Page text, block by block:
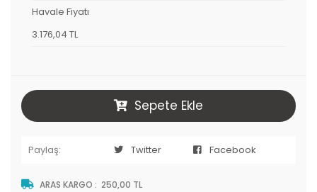
Havale Fiyatı
3.176,04 TL
Sepete Ekle
Paylaş: Twitter Facebook
ARAS KARGO : 250,00 TL